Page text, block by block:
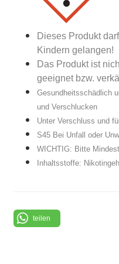
Dieses Produkt
Kindern gelangen!
Das Produkt ist
geeignet bzw.
Gesundheitsschädlich
und Verschlucken
Unter Verschluss und
S45 Bei Unfall oder
WICHTIG: Bitte
Inhaltsstoffe:
teilen